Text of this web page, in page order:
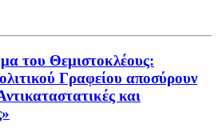
του Θεμιστοκλέους:
Γραφείου αποσύρουν
και